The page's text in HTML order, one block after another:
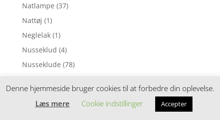
Natlampe (37)
Nattøj (1)
Neglelak (1)
Nusseklud (4)
Nusseklude (78)
Ophængsringe (13)
Påskepynt (28)
Denne hjemmeside bruger cookies til at forbedre din oplevelse.
Læs mere
Cookie indstillinger Accepter